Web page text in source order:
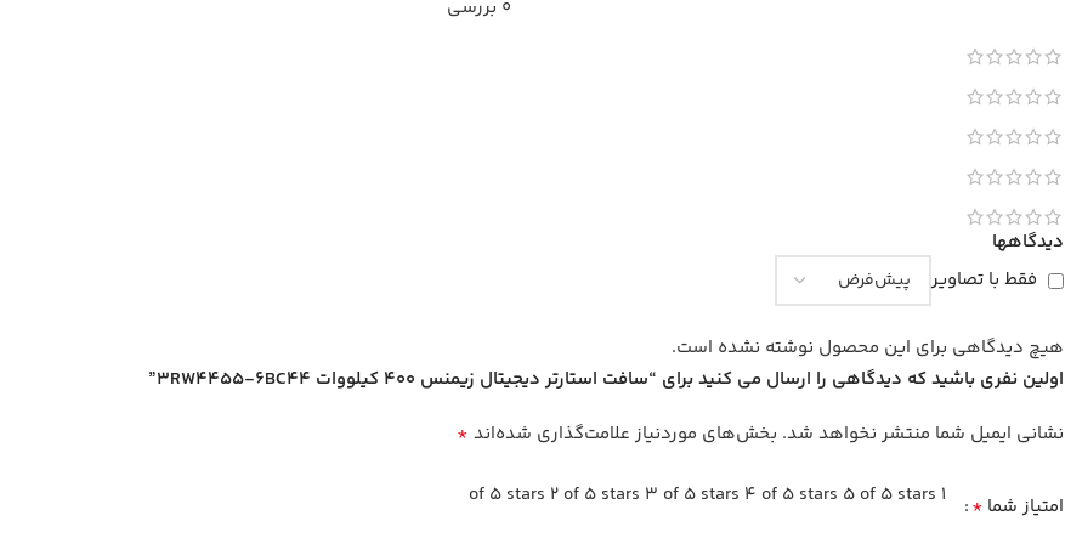
0 بررسی
دیدگاهها
فقط با تصاویر
هیچ دیدگاهی برای این محصول نوشته نشده است.
اولین نفری باشید که دیدگاهی را ارسال می کنید برای “سافت استارتر دیجیتال زیمنس 400 کیلووات 3RW4455-6BC44”
نشانی ایمیل شما منتشر نخواهد شد. بخش‌های موردنیاز علامت‌گذاری شده‌اند *
امتیاز شما *
1 of 5 stars
2 of 5 stars 3 of 5 stars 4 of 5 stars 5 of 5 stars